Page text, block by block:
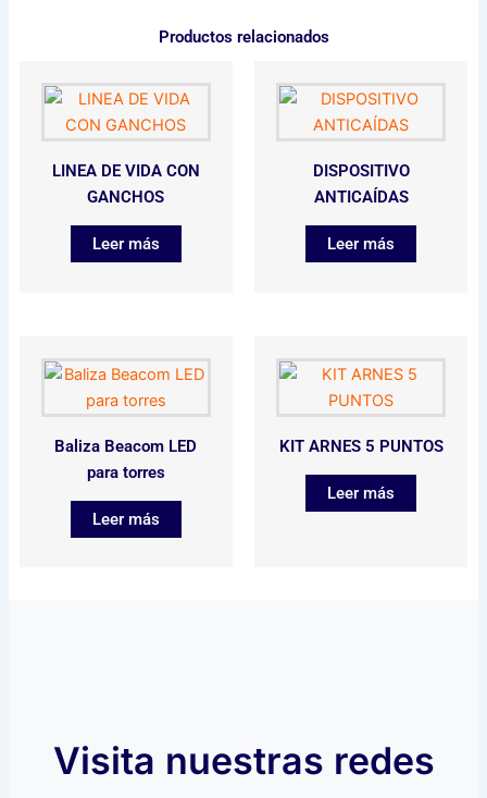
Productos relacionados
LINEA DE VIDA CON
GANCHOS
Leer más
DISPOSITIVO
ANTICAÍDAS
Leer más
Baliza Beacom LED
para torres
Leer más
KIT ARNES 5 PUNTOS
Leer más
Visita nuestras redes